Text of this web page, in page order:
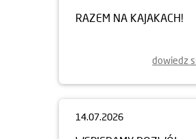
RAZEM NA KAJAKACH!
dowiedz